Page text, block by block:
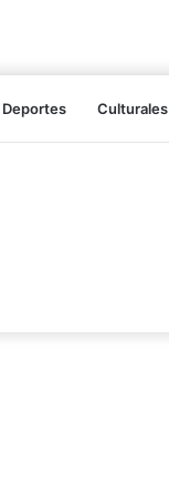
Deportes Culturales